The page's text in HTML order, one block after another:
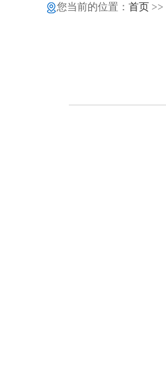
您当前的位置： 首页>>